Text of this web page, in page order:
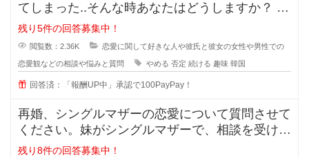
てしまった..そんな時あなたはどうしますか？ 私
は元々韓国が好きで、韓
残り5件の回答募集中！
閲覧数：2.36K 恋愛に関して好きな人や彼氏と彼女の女性や男性での
恋愛観などの相談や悩みと質問 やめる 否定 続ける 趣味 韓国
回答済：「報酬UP中」承認で100PayPay！
再婚、シングルマザーの恋愛について質問させて
ください。妹がシングルマザーで、相談を受けた
のですが私も悩んでおり、皆さんの
残り8件の回答募集中！